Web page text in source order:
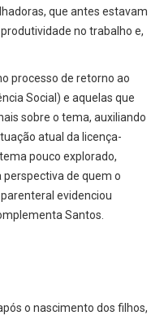
que antes estavam
no trabalho e,
processo de retorno ao
Social) e aquelas que
sobre o tema, auxiliando
atual da licença-
pouco explorado,
de quem o
evidenciou
Santos.
o nascimento dos filhos,